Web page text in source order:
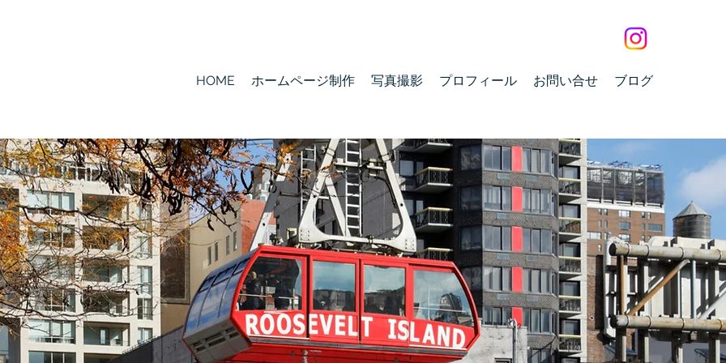
HOME ホームページ制作 写真撮影 プロフィール お問い合せ ブログ